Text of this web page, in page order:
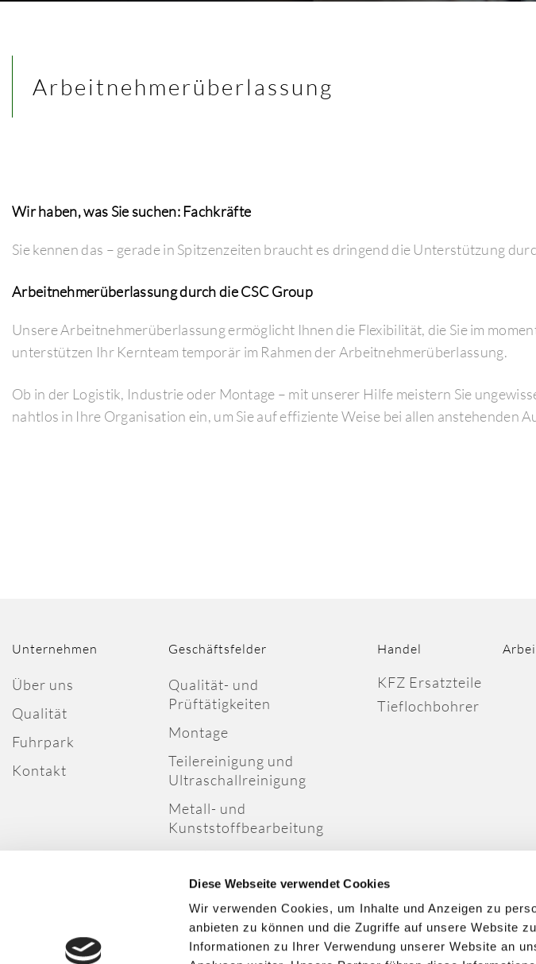
Diese Webseite verwendet Cookies
Wir verwenden Cookies, um Inhalte und Anzeigen zu
anbieten zu können und die Zugriffe auf unsere Website
Informationen zu Ihrer Verwendung unserer Website an
Arbeitnehmerüberlassung
Wir haben, was Sie suchen: Fachkräfte
Sie kennen das – gerade in Spitzenzeiten braucht es dringend die Unterstützung
Arbeitnehmerüberlassung durch die CSC Group
Unsere Arbeitnehmerüberlassung ermöglicht Ihnen die Flexibilität, die Sie im
unterstützen Ihr Kernteam temporär im Rahmen der Arbeitnehmerüberlassung.
Ob in der Logistik, Industrie oder Montage – mit unserer Hilfe meistern Sie
nahtlos in Ihre Organisation ein, um Sie auf effiziente Weise bei allen anstehenden
Unternehmen
Über uns
Qualität
Fuhrpark
Kontakt
Geschäftsfelder
Qualität- und
Prüftätigkeiten
Montage
Teilereinigung und
Ultraschallreinigung
Metall- und
Kunststoffbearbeitung
Kabelkonfektionierung
Tampondruck
Logistik
Handel
KFZ Ersatzteile
Tieflochbohrer